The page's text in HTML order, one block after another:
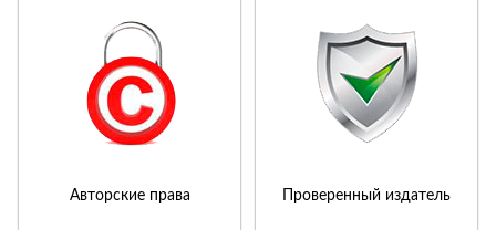
Авторские права Проверенный издатель